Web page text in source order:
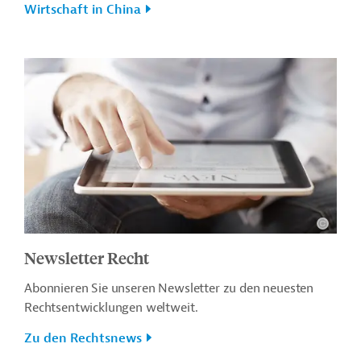
Wirtschaft in China
Newsletter Recht
Abonnieren Sie unseren Newsletter zu den neuesten
Rechtsentwicklungen weltweit.
Zu den Rechtsnews